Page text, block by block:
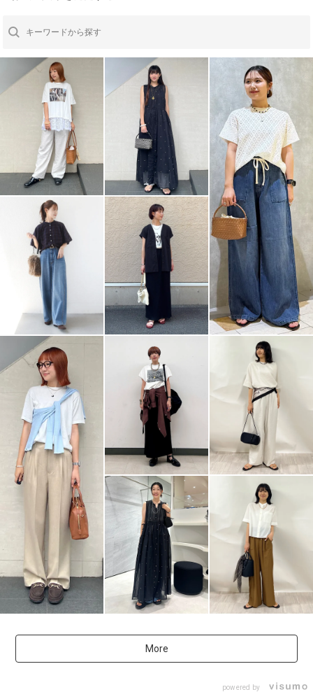
More
powered by